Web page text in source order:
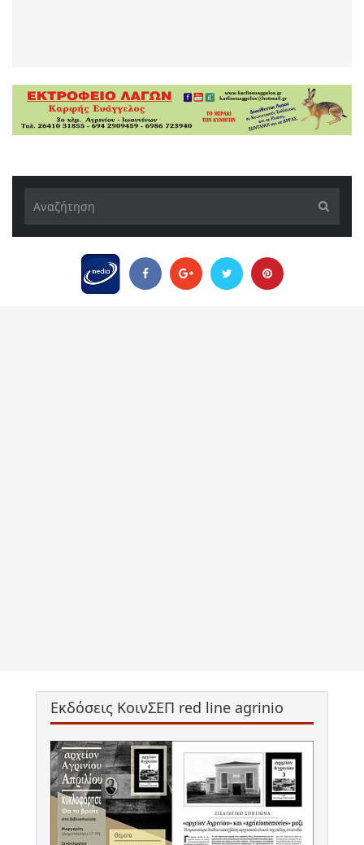
Εκδόσεις ΚοινΣΕΠ red line agrinio